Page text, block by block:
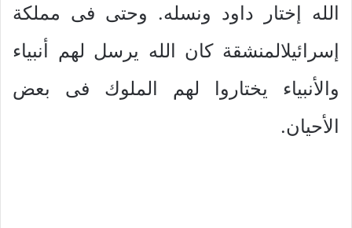
الله إختار داود ونسله. وحتى فى مملكة
إسرائيلالمنشقة كان الله يرسل لهم أنبياء
والأنبياء يختاروا لهم الملوك فى بعض
الأحيان.